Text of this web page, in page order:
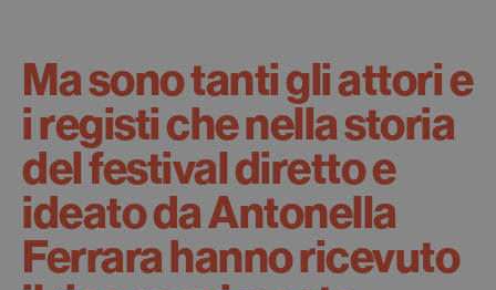
Ma sono tanti gli attori e
i registi che nella storia
del festival diretto e
ideato da Antonella
Ferrara hanno ricevuto